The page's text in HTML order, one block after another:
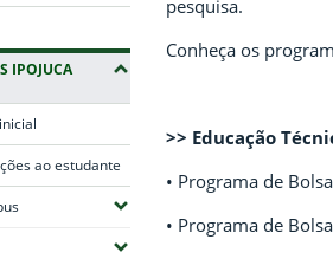
IPOJUCA
ao estudante
(Expandir submenus)
submenus)
pesquisa.
Conheça os
>> Educação
• Programa de
• Programa de